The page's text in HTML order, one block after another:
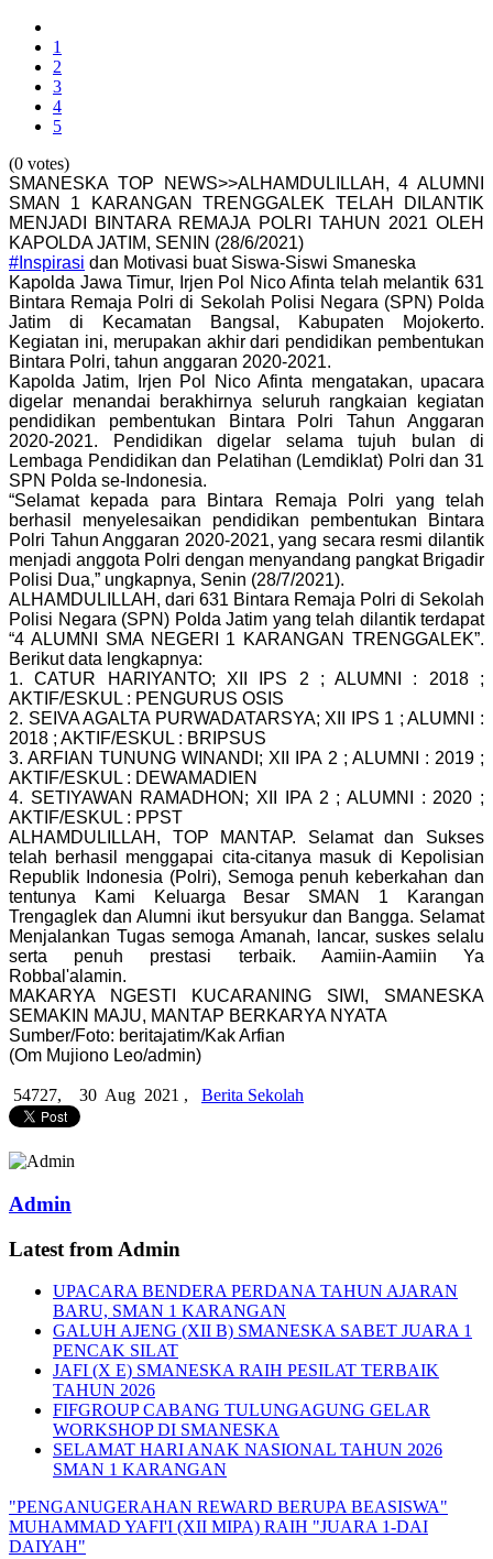
1
2
3
4
5
(0 votes)
SMANESKA TOP NEWS>>ALHAMDULILLAH, 4 ALUMNI
SMAN 1 KARANGAN TRENGGALEK TELAH DILANTIK
MENJADI BINTARA REMAJA POLRI TAHUN 2021 OLEH
KAPOLDA JATIM, SENIN (28/6/2021)
#Inspirasi dan Motivasi buat Siswa-Siswi Smaneska
Kapolda Jawa Timur, Irjen Pol Nico Afinta telah melantik 631
Bintara Remaja Polri di Sekolah Polisi Negara (SPN) Polda
Jatim di Kecamatan Bangsal, Kabupaten Mojokerto.
Kegiatan ini, merupakan akhir dari pendidikan pembentukan
Bintara Polri, tahun anggaran 2020-2021.
Kapolda Jatim, Irjen Pol Nico Afinta mengatakan, upacara
digelar menandai berakhirnya seluruh rangkaian kegiatan
pendidikan pembentukan Bintara Polri Tahun Anggaran
2020-2021. Pendidikan digelar selama tujuh bulan di
Lembaga Pendidikan dan Pelatihan (Lemdiklat) Polri dan 31
SPN Polda se-Indonesia.
“Selamat kepada para Bintara Remaja Polri yang telah
berhasil menyelesaikan pendidikan pembentukan Bintara
Polri Tahun Anggaran 2020-2021, yang secara resmi dilantik
menjadi anggota Polri dengan menyandang pangkat Brigadir
Polisi Dua,” ungkapnya, Senin (28/7/2021).
ALHAMDULILLAH, dari 631 Bintara Remaja Polri di Sekolah
Polisi Negara (SPN) Polda Jatim yang telah dilantik terdapat
“4 ALUMNI SMA NEGERI 1 KARANGAN TRENGGALEK”.
Berikut data lengkapnya:
1. CATUR HARIYANTO; XII IPS 2 ; ALUMNI : 2018 ;
AKTIF/ESKUL : PENGURUS OSIS
2. SEIVA AGALTA PURWADATARSYA; XII IPS 1 ; ALUMNI :
2018 ; AKTIF/ESKUL : BRIPSUS
3. ARFIAN TUNUNG WINANDI; XII IPA 2 ; ALUMNI : 2019 ;
AKTIF/ESKUL : DEWAMADIEN
4. SETIYAWAN RAMADHON; XII IPA 2 ; ALUMNI : 2020 ;
AKTIF/ESKUL : PPST
ALHAMDULILLAH, TOP MANTAP. Selamat dan Sukses
telah berhasil menggapai cita-citanya masuk di Kepolisian
Republik Indonesia (Polri), Semoga penuh keberkahan dan
tentunya Kami Keluarga Besar SMAN 1 Karangan
Trengaglek dan Alumni ikut bersyukur dan Bangga. Selamat
Menjalankan Tugas semoga Amanah, lancar, suskes selalu
serta penuh prestasi terbaik. Aamiin-Aamiin Ya
Robbal'alamin.
MAKARYA NGESTI KUCARANING SIWI, SMANESKA
SEMAKIN MAJU, MANTAP BERKARYA NYATA
Sumber/Foto: beritajatim/Kak Arfian
(Om Mujiono Leo/admin)
54727, 30 Aug 2021 , Berita Sekolah
Admin
Latest from Admin
UPACARA BENDERA PERDANA TAHUN AJARAN
BARU, SMAN 1 KARANGAN
GALUH AJENG (XII B) SMANESKA SABET JUARA 1
PENCAK SILAT
JAFI (X E) SMANESKA RAIH PESILAT TERBAIK
TAHUN 2026
FIFGROUP CABANG TULUNGAGUNG GELAR
WORKSHOP DI SMANESKA
SELAMAT HARI ANAK NASIONAL TAHUN 2026
SMAN 1 KARANGAN
"PENGANUGERAHAN REWARD BERUPA BEASISWA"
MUHAMMAD YAFI'I (XII MIPA) RAIH "JUARA 1-DAI
DAIYAH"